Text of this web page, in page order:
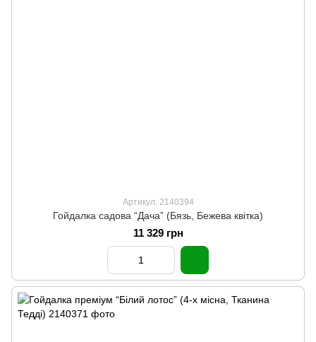
Артикул: 2140394
Гойдалка садова “Дача” (Бязь, Бежева квітка)
11 329 грн